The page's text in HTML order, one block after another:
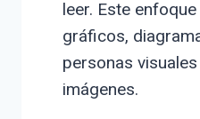
leer. Este
gráficos,
personas
imágenes.